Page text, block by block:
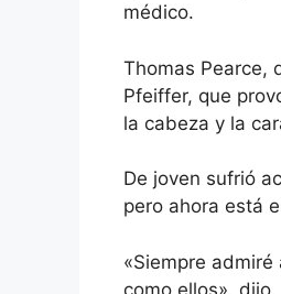
médico.
Thomas Pearce,
Pfeiffer, que
la cabeza y la
De joven sufrió
pero ahora está
«Siempre
como ellos», dijo.